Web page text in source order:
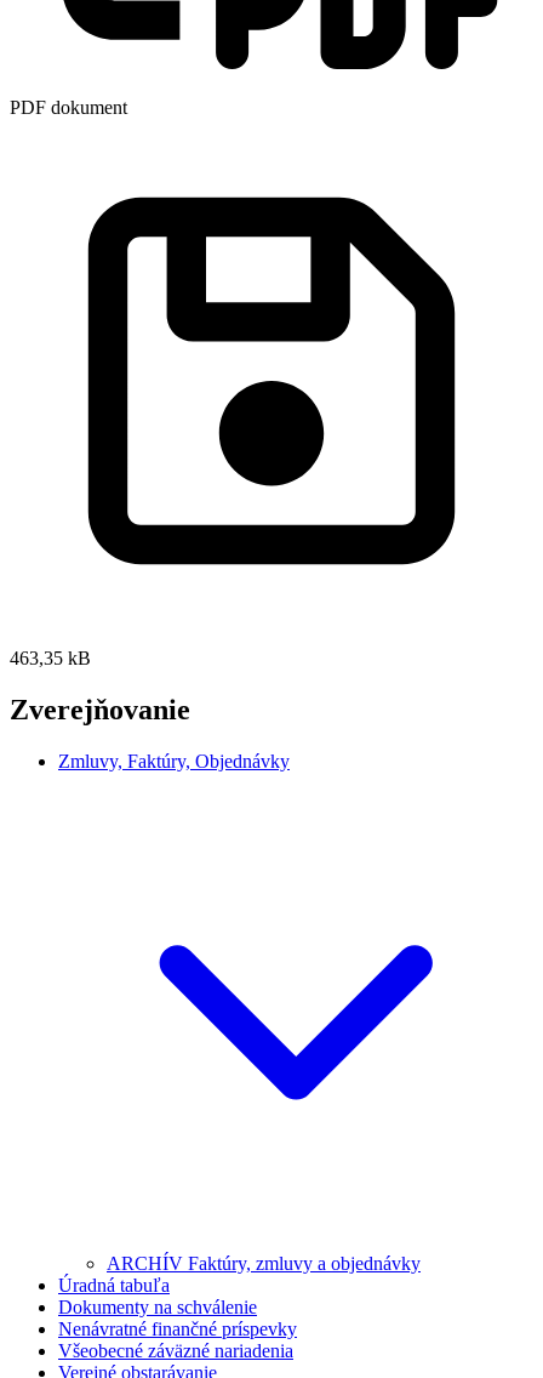
PDF dokument
463,35 kB
Zverejňovanie
Zmluvy, Faktúry, Objednávky
ARCHÍV Faktúry, zmluvy a objednávky
Úradná tabuľa
Dokumenty na schválenie
Nenávratné finančné príspevky
Všeobecné záväzné nariadenia
Verejné obstarávanie